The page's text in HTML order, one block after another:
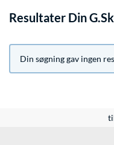
Resultater Din
Din søgning gav ingen